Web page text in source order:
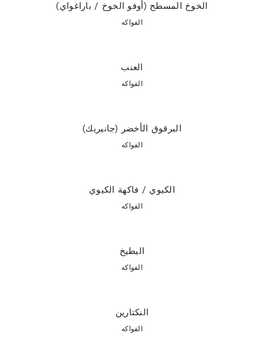
الخوخ المسطح (أوفو الخوخ / باراغواي)
الفواكه
العنب
الفواكه
البرقوق الأخضر (جانيريك)
الفواكه
الكيوي / فاكهة الكيوي
الفواكه
البطيخ
الفواكه
النكتارين
الفواكه